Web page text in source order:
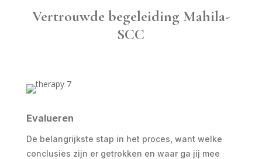
Vertrouwde begeleiding Mahila-
SCC
Evalueren
De belangrijkste stap in het proces, want welke
conclusies zijn er getrokken en waar ga jij mee